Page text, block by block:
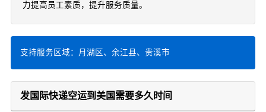
力提高员工素质，提升服务质量。
支持服务区域：月湖区、余江县、贵溪市
发国际快递空运到美国需要多久时间